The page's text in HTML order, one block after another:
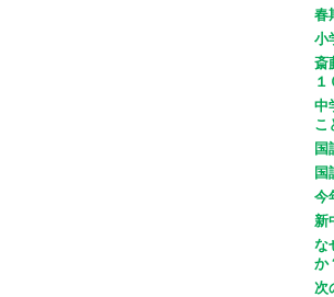
春
小
斎
１
中
こ
国
国
今
新
な
か
次